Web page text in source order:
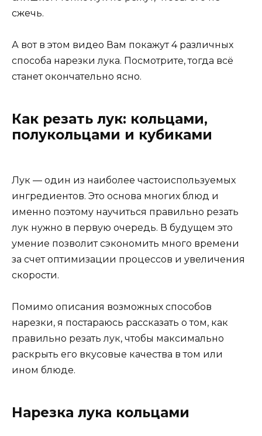
сжечь.
А вот в этом видео Вам покажут 4 различных
способа нарезки лука. Посмотрите, тогда всё
станет окончательно ясно.
Как резать лук: кольцами,
полукольцами и кубиками
Лук — один из наиболее частоиспользуемых
ингредиентов. Это основа многих блюд и
именно поэтому научиться правильно резать
лук нужно в первую очередь. В будущем это
умение позволит сэкономить много времени
за счет оптимизации процессов и увеличения
скорости.
Помимо описания возможных способов
нарезки, я постараюсь рассказать о том, как
правильно резать лук, чтобы максимально
раскрыть его вкусовые качества в том или
ином блюде.
Нарезка лука кольцами